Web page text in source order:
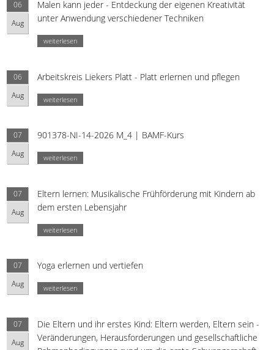
06
Aug
Malen kann jeder - Entdeckung der eigenen Kreativität
unter Anwendung verschiedener Techniken
weiterlesen
06
Aug
Arbeitskreis Liekers Platt - Platt erlernen und pflegen
weiterlesen
07
Aug
901378-NI-14-2026 M_4 | BAMF-Kurs
weiterlesen
07
Aug
Eltern lernen: Musikalische Frühförderung mit Kindern ab
dem ersten Lebensjahr
weiterlesen
07
Aug
Yoga erlernen und vertiefen
weiterlesen
07
Aug
Die Eltern und ihr erstes Kind: Eltern werden, Eltern sein -
Veränderungen, Herausforderungen und gesellschaftliche